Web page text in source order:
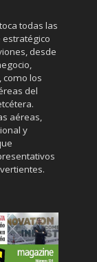
todas las
estratégico
desde
los
del
aéreas,
y